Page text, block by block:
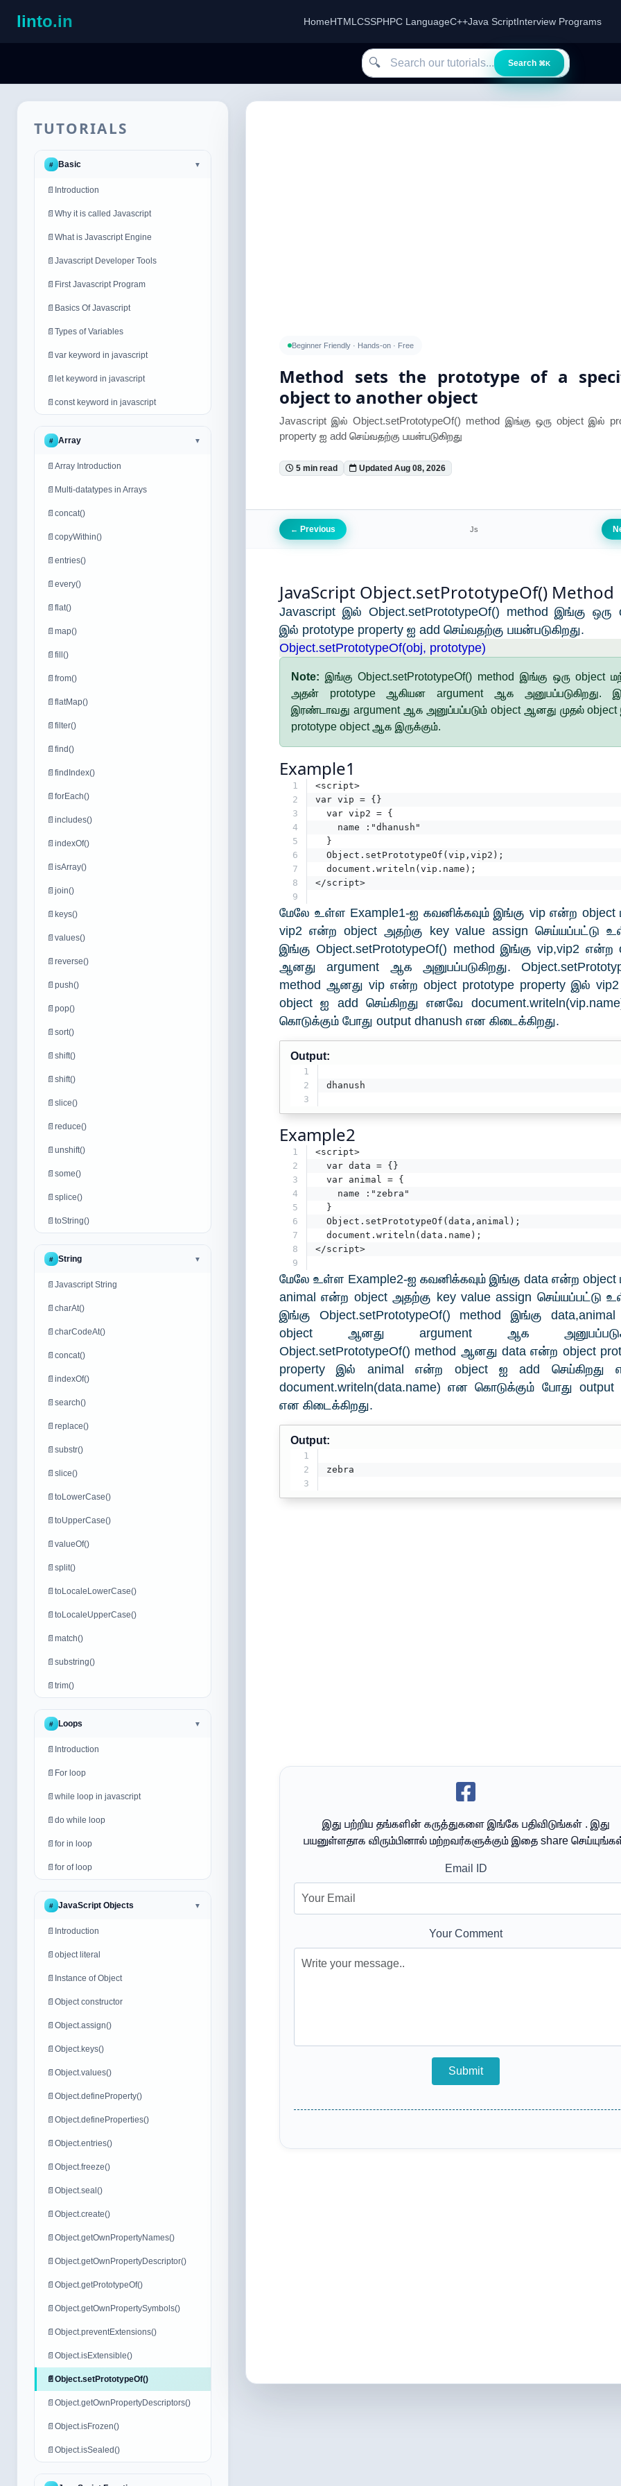
linto.in HomeHTML CSSPHPC LanguageC++Java ScriptInterview Programs
Search our tutorials
🔍 Search ⌘K
TUTORIALS
# Basic ▼
📄 Introduction
📄 Why it is called Javascript
📄 What is Javascript Engine
📄 Javascript Developer Tools
📄 First Javascript Program
📄 Basics Of Javascript
📄 Types of Variables
📄 var keyword in javascript
📄 let keyword in javascript
📄 const keyword in javascript
# Array ▼
📄 Array Introduction
📄 Multi-datatypes in Arrays
📄 concat()
📄 copyWithin()
📄 entries()
📄 every()
📄 flat()
📄 map()
📄 fill()
📄 from()
📄 flatMap()
📄 filter()
📄 find()
📄 findIndex()
📄 forEach()
📄 includes()
📄 indexOf()
📄 isArray()
📄 join()
📄 keys()
📄 values()
📄 reverse()
📄 push()
📄 pop()
📄 sort()
📄 shift()
📄 shift()
📄 slice()
📄 reduce()
📄 unshift()
📄 some()
📄 splice()
📄 toString()
# String ▼
📄 Javascript String
📄 charAt()
📄 charCodeAt()
📄 concat()
📄 indexOf()
📄 search()
📄 replace()
📄 substr()
📄 slice()
📄 toLowerCase()
📄 toUpperCase()
📄 valueOf()
📄 split()
📄 toLocaleLowerCase()
📄 toLocaleUpperCase()
📄 match()
📄 substring()
📄 trim()
# Loops ▼
📄 Introduction
📄 For loop
📄 while loop in javascript
📄 do while loop
📄 for in loop
📄 for of loop
# JavaScript Objects ▼
📄 Introduction
📄 object literal
📄 Instance of Object
📄 Object constructor
📄 Object.assign()
📄 Object.keys()
📄 Object.values()
📄 Object.defineProperty()
📄 Object.defineProperties()
📄 Object.entries()
📄 Object.freeze()
📄 Object.seal()
📄 Object.create()
📄 Object.getOwnPropertyNames()
📄 Object.getOwnPropertyDescriptor()
📄 Object.getPrototypeOf()
📄 Object.getOwnPropertySymbols()
📄 Object.preventExtensions()
📄 Object.isExtensible()
📄 Object.setPrototypeOf()
📄 Object.getOwnPropertyDescriptors()
📄 Object.isFrozen()
📄 Object.isSealed()
Beginner Friendly · Hands-on · Free
Method sets the prototype of a
object to another object
Javascript இல் Object.setPrototypeOf() method இங்கு ஒரு object இல்
property ஐ add செய்வதற்கு பயன்படுகிறது
5 min read Updated Aug 08, 2026
← Previous Js
JavaScript Object.setPrototypeOf() Method
Javascript இல் Object.setPrototypeOf() method இங்கு ஒரு
இல் prototype property ஐ add செய்வதற்கு பயன்படுகிறது.
Object.setPrototypeOf(obj, prototype)
Note: இங்கு Object.setPrototypeOf() method இங்கு ஒரு object
அதன் prototype ஆகியன argument ஆக அனுபப்படுகிறது.
இரண்டாவது argument ஆக அனுப்பப்படும் object ஆனது முதல்
prototype object ஆக இருக்கும்.
Example1
1
<script>
2
var vip = {}
3
  var vip2 = {
4
    name :"dhanush"
5
  }
6
  Object.setPrototypeOf(vip,vip2);
7
  document.writeln(vip.name);
8
</script>
9
மேலே உள்ள Example1-ஐ கவனிக்கவும் இங்கு vip என்ற object
vip2 என்ற object அதற்கு key value assign செய்யப்பட்டு
இங்கு Object.setPrototypeOf() method இங்கு vip,vip2 என்ற
ஆனது argument ஆக அனுபப்படுகிறது.
method ஆனது vip என்ற object prototype property இல்
object ஐ add செய்கிறது எனவே
கொடுக்கும் போது output dhanush என கிடைக்கிறது.
Output:
1
2
dhanush
3
Example2
1
<script>
2
  var data = {}
3
  var animal = {
4
    name :"zebra"
5
  }
6
  Object.setPrototypeOf(data,animal);
7
  document.writeln(data.name);
8
</script>
9
மேலே உள்ள Example2-ஐ கவனிக்கவும் இங்கு data என்ற object
animal என்ற object அதற்கு key value assign செய்யப்பட்டு
இங்கு Object.setPrototypeOf() method இங்கு
object ஆனது argument ஆக
Object.setPrototypeOf() method ஆனது data என்ற object
property இல் animal என்ற object ஐ add செய்கிறது
document.writeln(data.name) என கொடுக்கும் போது output
என கிடைக்கிறது.
Output:
1
2
zebra
3
இது பற்றிய தங்களின் கருத்துகளை இங்கே பதிவிடுங்கள் . இது
பயனுள்ளதாக விரும்பினால் மற்றவர்களுக்கும் இதை share
Email ID
Your Comment